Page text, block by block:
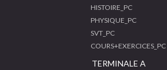
HISTOIRE_PC
PHYSIQUE_PC
SVT_PC
COURS+EXERCICES_PC
TERMINALE A